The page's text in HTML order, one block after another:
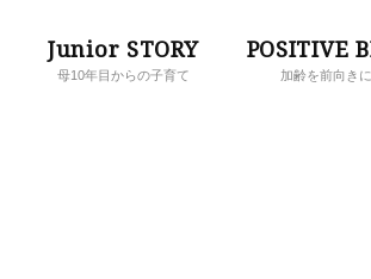
Junior STORY
母10年目からの子育て
POSITIVE
加齢を前向き